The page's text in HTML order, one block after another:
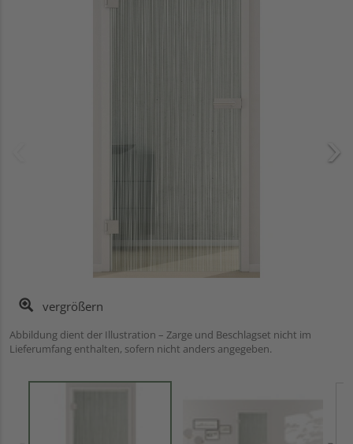
vergrößern
Abbildung dient der Illustration – Zarge und Beschlagset nicht im
Lieferumfang enthalten, sofern nicht anders angegeben.